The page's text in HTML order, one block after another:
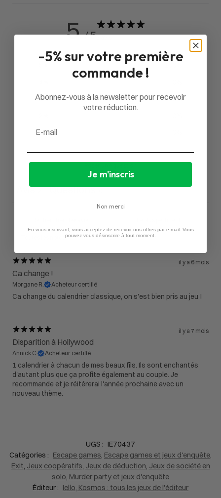
5 / 5
3
0%
1
Avis Questions
il y a 6 mois
Ca change !
Morgane R. Acheteur certifié
Ca change du calendrier classique, on s'est bien pris au jeu !
il y a 7 mois
Disparition à Hollywood
Annick C. Acheteur certifié
1 calendrier à chacun de mes beaux fils. Ils sont enchantés
d'autant plus que ça profite également au couple. Je
recommande et je réitérerai l'année prochaine avec un
nouveau thème.
UGS : IE70437
Catégories : Escape games, Escape games et jeux d'enquête,
Exit, Jeux coopératifs, Jeux de déduction, Jeux de société en
solo, Murder party et jeux d'enquête
Éditeur : Iello, Kosmos : tous les jeux de l'éditeur
-5% sur votre première
commande !
Abonnez-vous à la newsletter pour recevoir
votre réduction.
Je m'inscris
Non merci
En vous inscrivant, vous acceptez de recevoir nos offres par e-mail. Vous
pouvez vous désinscrire à tout moment.